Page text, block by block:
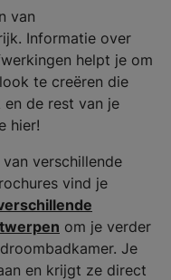
van
Informatie over
helpt je om
te creëren die
de rest van je
hier!
verschillende
vind je
om je verder
Je
en krijgt ze direct